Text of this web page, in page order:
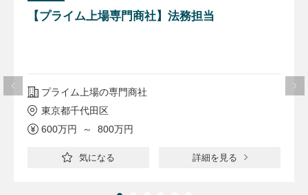
【プライム上場専門商社】法務担当
プライム上場の専門商社
東京都千代田区
600万円 ～ 800万円
気になる 詳細を見る